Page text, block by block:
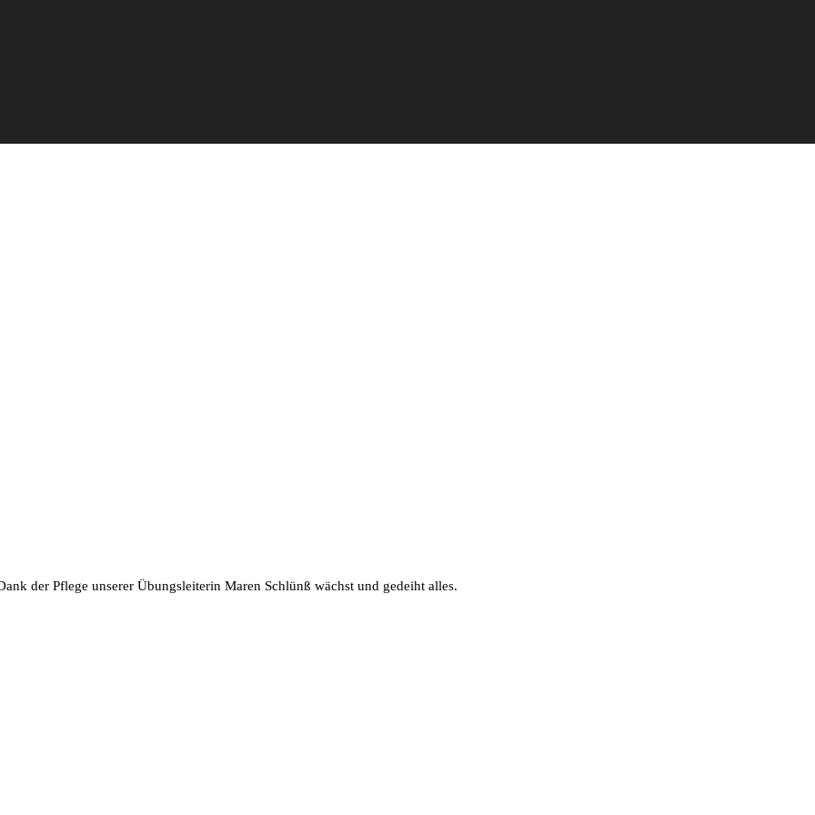
der Pflege unserer Übungsleiterin Maren Schlünß wächst und gedeiht alles.